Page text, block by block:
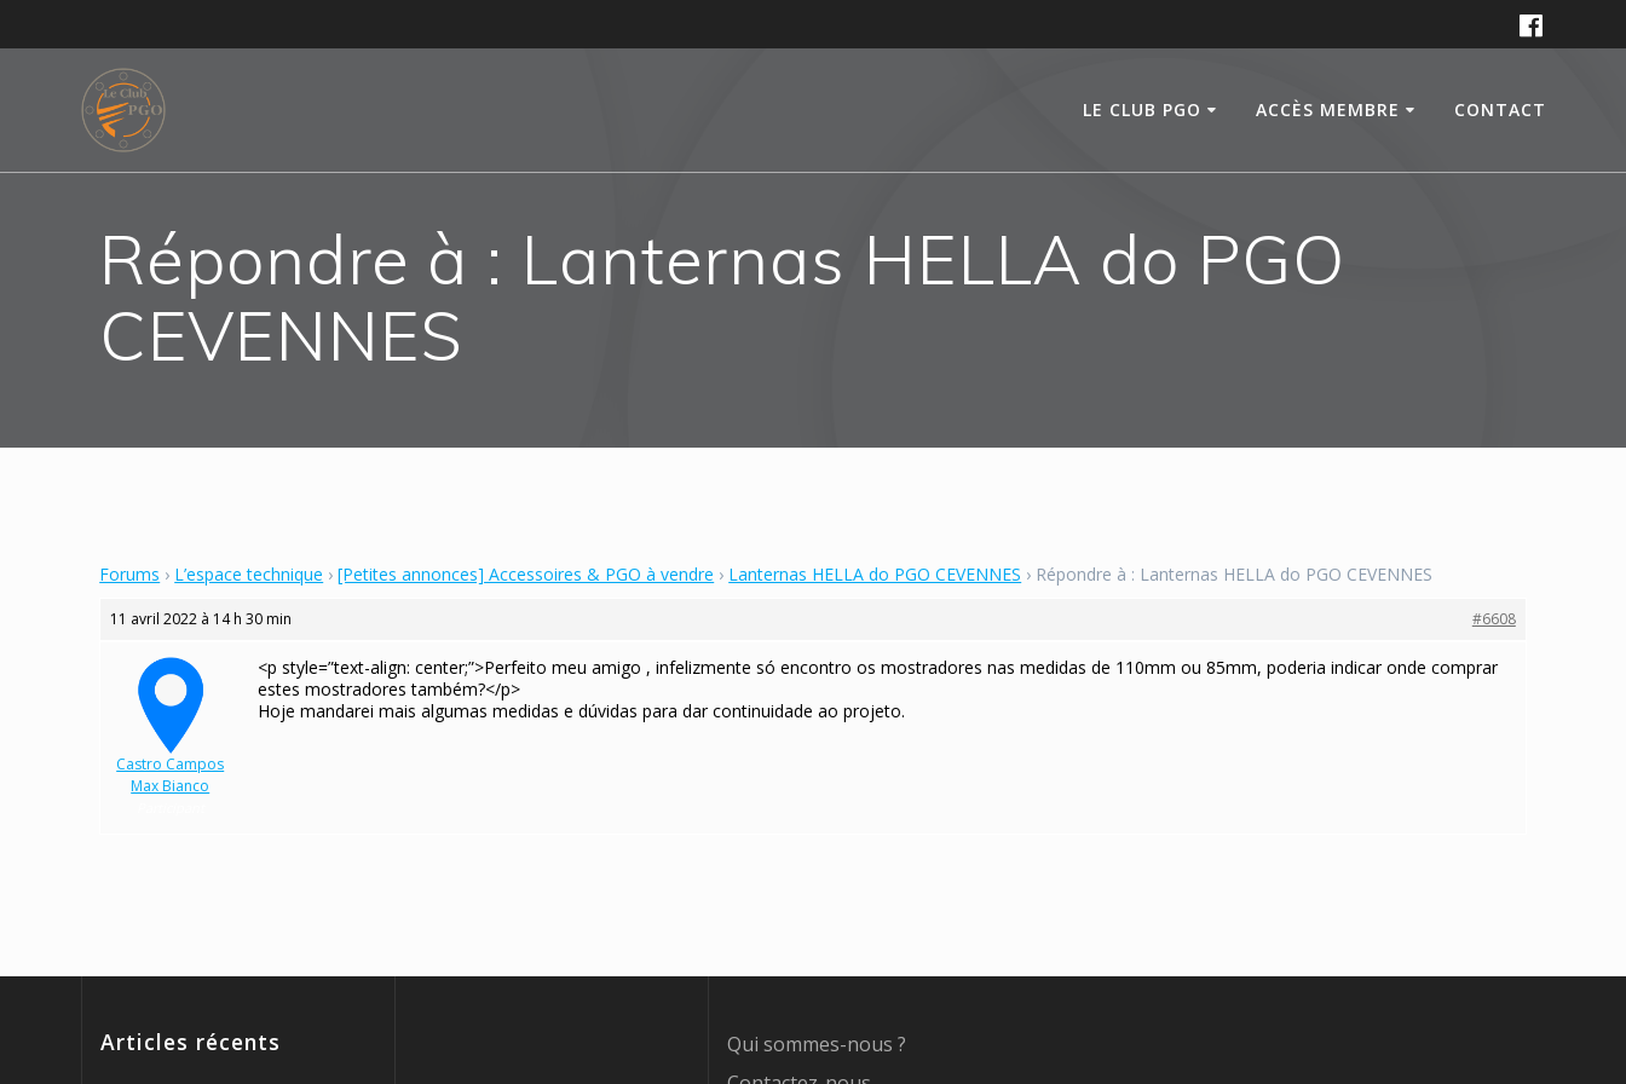
to
LE CLUB PGO ACCÈS MEMBRE CONTACT
Répondre à : Lanternas HELLA do PGO
CEVENNES
Forums › L’espace technique › [Petites annonces] Accessoires & PGO à vendre › Lanternas HELLA do PGO CEVENNES › Répondre à : Lanternas HELLA do PGO CEVENNES
11 avril 2022 à 14 h 30 min #6608
Castro Campos
Max Bianco
<p style=”text-align: center;”>Perfeito meu amigo , infelizmente só encontro os mostradores nas medidas de 110mm ou 85mm, poderia indicar onde comprar
estes mostradores também?</p>
Hoje mandarei mais algumas medidas e dúvidas para dar continuidade ao projeto.
Articles récents
Qui sommes-nous ?